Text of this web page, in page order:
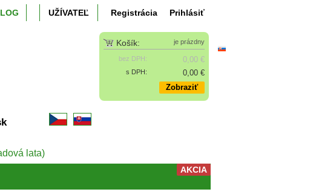
Registrácia Prihlásiť
UŽÍVATEĽ
Košík: je prázdny
bez DPH: 0,00 €
s DPH:
0,00 €
Zobraziť
lata)
AKCIA